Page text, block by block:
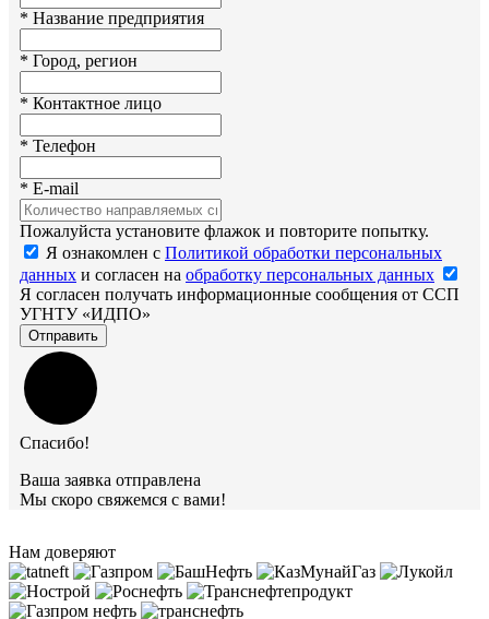
* Название предприятия
* Город, регион
* Контактное лицо
* Телефон
* E-mail
Пожалуйста установите флажок и повторите попытку.
Я ознакомлен с Политикой обработки персональных
данных и согласен на обработку персональных данных
Я согласен получать информационные сообщения от ССП
УГНТУ «ИДПО»
Отправить
Спасибо!
Ваша заявка отправлена
Мы скоро свяжемся с вами!
Нам доверяют